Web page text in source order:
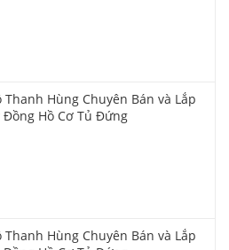
Thanh Hùng Chuyên Bán và Lắp
Hồ Cơ Tủ Đứng
Thanh Hùng Chuyên Bán và Lắp